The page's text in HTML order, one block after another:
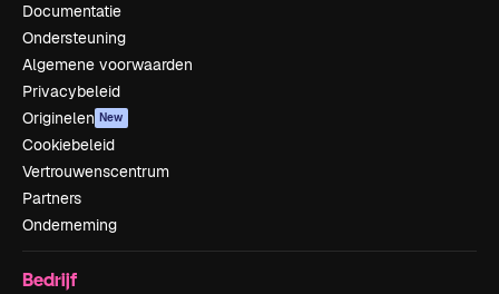
Documentatie
Ondersteuning
Algemene voorwaarden
Privacybeleid
Originelen New
Cookiebeleid
Vertrouwenscentrum
Partners
Onderneming
Bedrijf